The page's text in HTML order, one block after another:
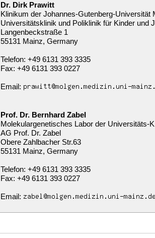
Dr. Dirk Prawitt
Klinikum der Johannes-Gutenberg-Universität
Universitätsklinik und Poliklinik für Kinder und
Langenbeckstraße 1
55131 Mainz, Germany
Telefon: +49 6131 393 3335
Fax: +49 6131 393 0227
Email:
Prof. Dr. Bernhard Zabel
Molekulargenetisches Labor der Universitäts-
AG Prof. Dr. Zabel
Obere Zahlbacher Str.63
55131 Mainz, Germany
Telefon: +49 6131 393 3335
Fax: +49 6131 393 0227
Email: